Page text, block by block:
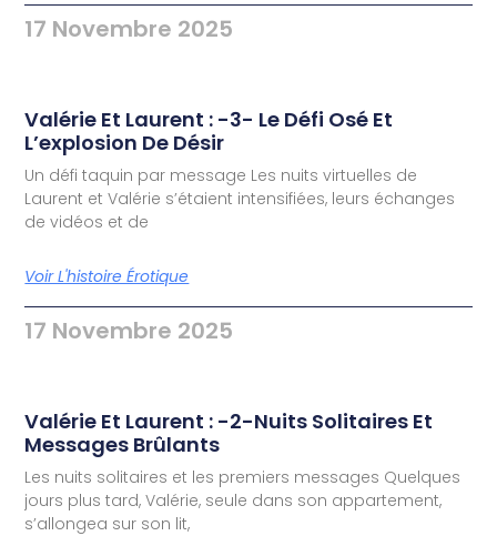
17 Novembre 2025
Valérie Et Laurent : -3- Le Défi Osé Et
L’explosion De Désir
Un défi taquin par message Les nuits virtuelles de
Laurent et Valérie s’étaient intensifiées, leurs échanges
de vidéos et de
Voir L'histoire Érotique
17 Novembre 2025
Valérie Et Laurent : -2-Nuits Solitaires Et
Messages Brûlants
Les nuits solitaires et les premiers messages Quelques
jours plus tard, Valérie, seule dans son appartement,
s’allongea sur son lit,